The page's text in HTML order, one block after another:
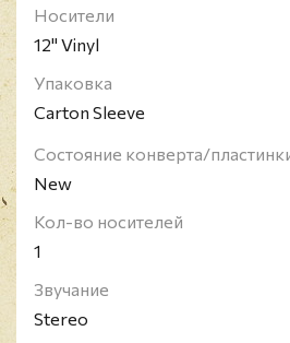
Носители
12" Vinyl
Упаковка
Carton Sleeve
Состояние конверта/
New
Кол-во носителей
1
Звучание
Stereo